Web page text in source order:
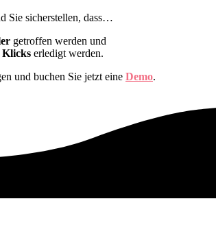
Sie sicherstellen, dass…
getroffen werden und
Klicks erledigt werden.
und buchen Sie jetzt eine Demo.